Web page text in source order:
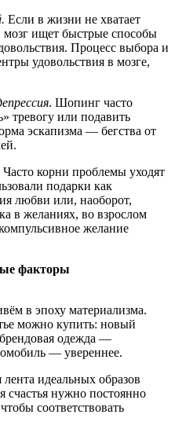
Если в жизни не хватает
ищет быстрые способы
Процесс выбора и
удовольствия в мозге,
. Шопинг часто
тревогу или подавить
эскапизма — бегства от
Часто корни проблемы уходят
подарки как
любви или, наоборот,
в желаниях, во взрослом
желание
факторы
в эпоху материализма.
можно купить: новый
одежда —
— увереннее.
лента идеальных образов
счастья нужно постоянно
соответствовать